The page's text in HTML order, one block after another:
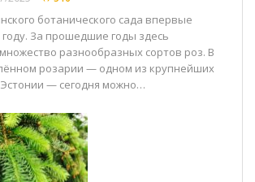
ботанического сада впервые
году. За прошедшие годы здесь
разнообразных сортов роз. В
розарии — одном из крупнейших
— сегодня можно…